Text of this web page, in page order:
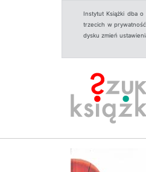
Instytut Książki dba
trzecich w
dysku zmień